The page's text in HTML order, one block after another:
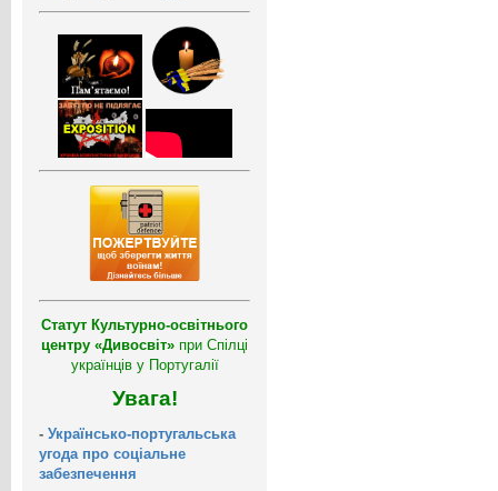
Статут Культурно-освітнього
центру «Дивосвіт» при Спілці
українців у Португалії
Увага!
- Українсько-португальська
угода про соціальне
забезпечення